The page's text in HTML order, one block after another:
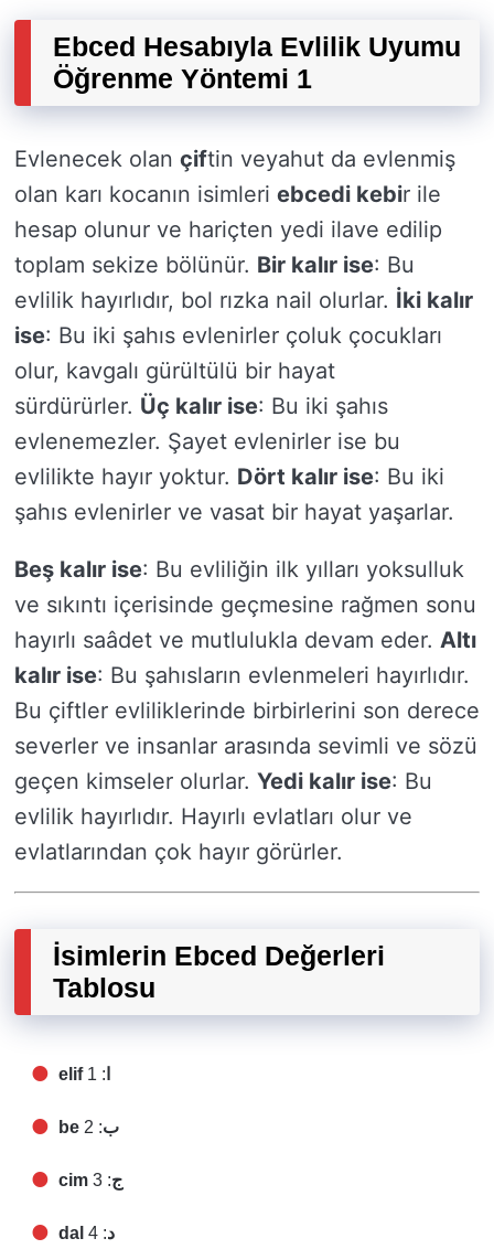
Ebced Hesabıyla Evlilik Uyumu
Öğrenme Yöntemi 1
Evlenecek olan çiftin veyahut da evlenmiş
olan karı kocanın isimleri ebcedi kebir ile
hesap olunur ve hariçten yedi ilave edilip
toplam sekize bölünür. Bir kalır ise: Bu
evlilik hayırlıdır, bol rızka nail olurlar. İki kalır
ise: Bu iki şahıs evlenirler çoluk çocukları
olur, kavgalı gürültülü bir hayat
sürdürürler. Üç kalır ise: Bu iki şahıs
evlenemezler. Şayet evlenirler ise bu
evlilikte hayır yoktur. Dört kalır ise: Bu iki
şahıs evlenirler ve vasat bir hayat yaşarlar.
Beş kalır ise: Bu evliliğin ilk yılları yoksulluk
ve sıkıntı içerisinde geçmesine rağmen sonu
hayırlı saâdet ve mutlulukla devam eder. Altı
kalır ise: Bu şahısların evlenmeleri hayırlıdır.
Bu çiftler evliliklerinde birbirlerini son derece
severler ve insanlar arasında sevimli ve sözü
geçen kimseler olurlar. Yedi kalır ise: Bu
evlilik hayırlıdır. Hayırlı evlatları olur ve
evlatlarından çok hayır görürler.
İsimlerin Ebced Değerleri
Tablosu
: 1
be ب: 2
cim ج: 3
dal د: 4